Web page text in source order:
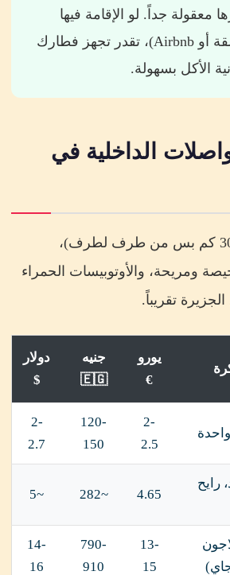
معقولة جداً. لو الإقامة فيها
مطبخ صغير (شقة أو Airbnb)، تقدر تجهز فطارك
الأكل بسهولة.
الداخلية في
مالطا صغيرة جداً (30 كم بس من طرف لطرف)،
ومريحة، والأوتوبيسات الحمراء
تقريباً.
يورو
€
جنيه
🇪🇬
دولار
$
2-
2.5
120-
150
2-
2.7
رايح
4.65
~282
~5
13-
15
790-
910
14-
16